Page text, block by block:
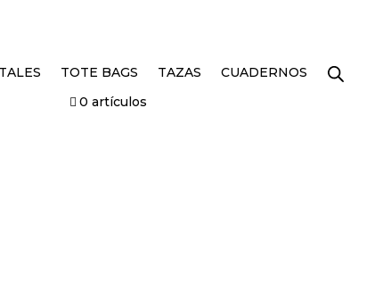
TOTE BAGS TAZAS
CUADERNOS
0 artículos